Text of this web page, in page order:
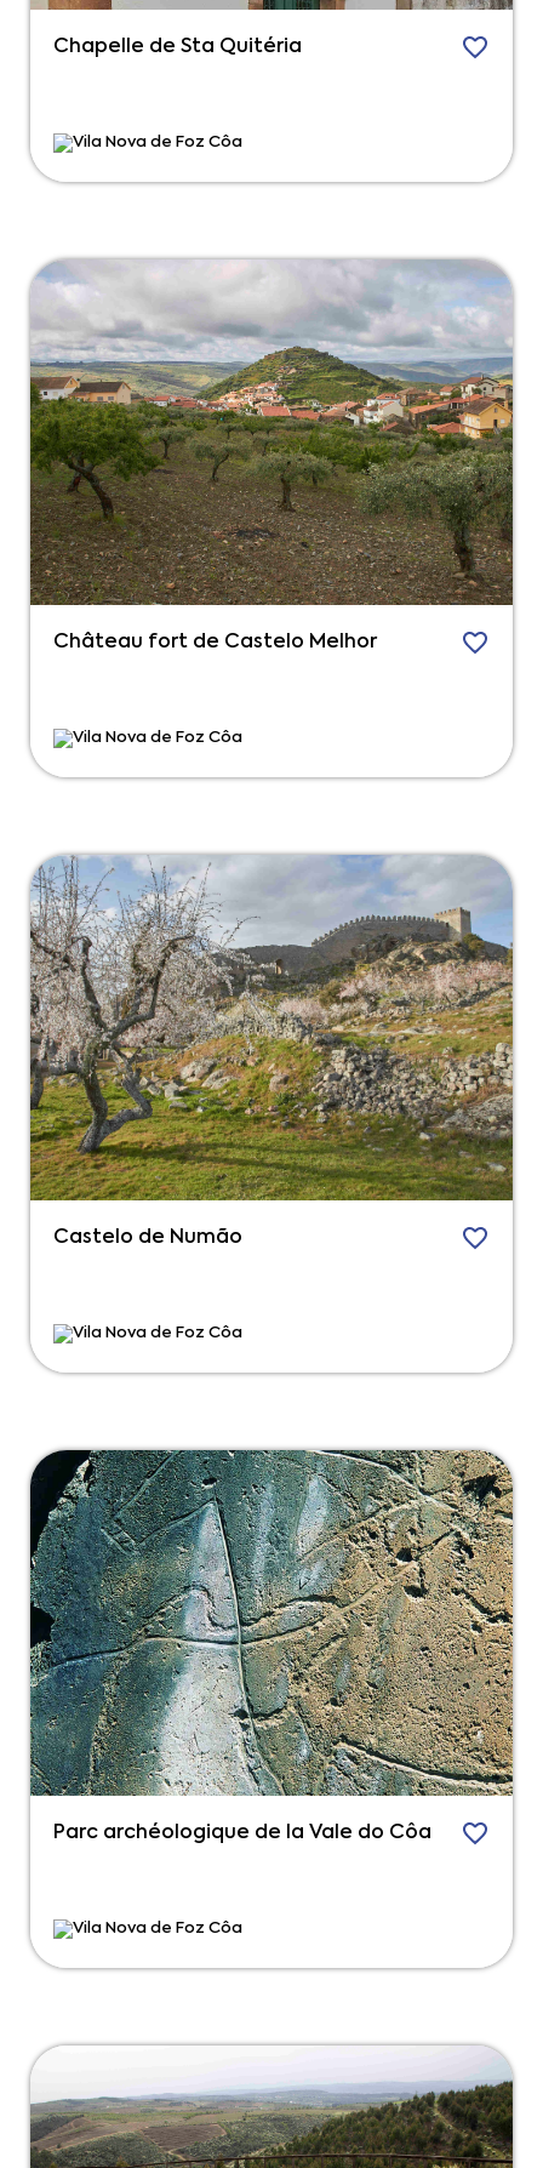
Chapelle de Sta Quitéria
Vila Nova de Foz Côa
Château fort de Castelo Melhor
Vila Nova de Foz Côa
Castelo de Numão
Vila Nova de Foz Côa
Parc archéologique de la Vale do Côa
Vila Nova de Foz Côa